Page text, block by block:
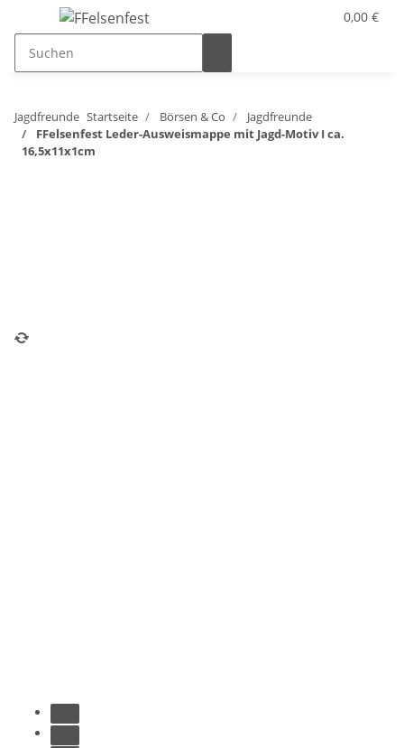
0,00 €
Jagdfreunde Startseite Börsen & Co
Jagdfreunde
FFelsenfest Leder-Ausweismappe mit Jagd-Motiv I ca.
16,5x11x1cm